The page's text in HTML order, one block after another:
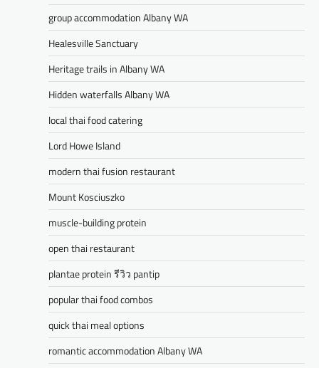
group accommodation Albany WA
Healesville Sanctuary
Heritage trails in Albany WA
Hidden waterfalls Albany WA
local thai food catering
Lord Howe Island
modern thai fusion restaurant
Mount Kosciuszko
muscle-building protein
open thai restaurant
plantae protein รีวิว pantip
popular thai food combos
quick thai meal options
romantic accommodation Albany WA